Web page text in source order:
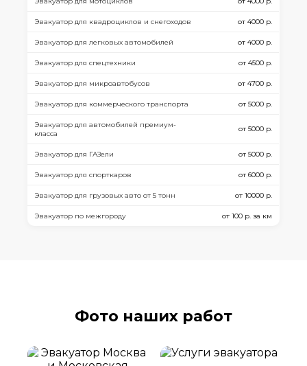
Эвакуатор для квадроциклов и снегоходов от 4000 р.
Эвакуатор для легковых автомобилей от 4000 р.
Эвакуатор для спецтехники от 4500 р.
Эвакуатор для микроавтобусов от 4700 р.
Эвакуатор для коммерческого транспорта от 5000 р.
Эвакуатор для автомобилей премиум-
класса
от 5000 р.
Эвакуатор для ГАЗели от 5000 р.
Эвакуатор для спорткаров от 6000 р.
Эвакуатор для грузовых авто от 5 тонн от 10000 р.
Эвакуатор по межгороду от 100 р. за км
Фото наших работ